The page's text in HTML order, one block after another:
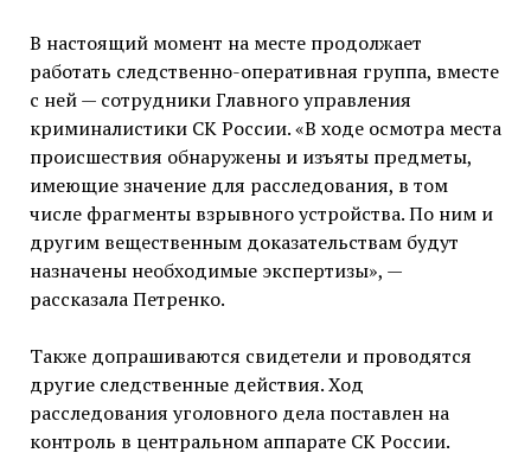
В настоящий момент на месте продолжает
работать следственно-оперативная группа, вместе
с ней — сотрудники Главного управления
криминалистики СК России. «В ходе осмотра места
происшествия обнаружены и изъяты предметы,
имеющие значение для расследования, в том
числе фрагменты взрывного устройства. По ним и
другим вещественным доказательствам будут
назначены необходимые экспертизы», —
рассказала Петренко.
Также допрашиваются свидетели и проводятся
другие следственные действия. Ход
расследования уголовного дела поставлен на
контроль в центральном аппарате СК России.